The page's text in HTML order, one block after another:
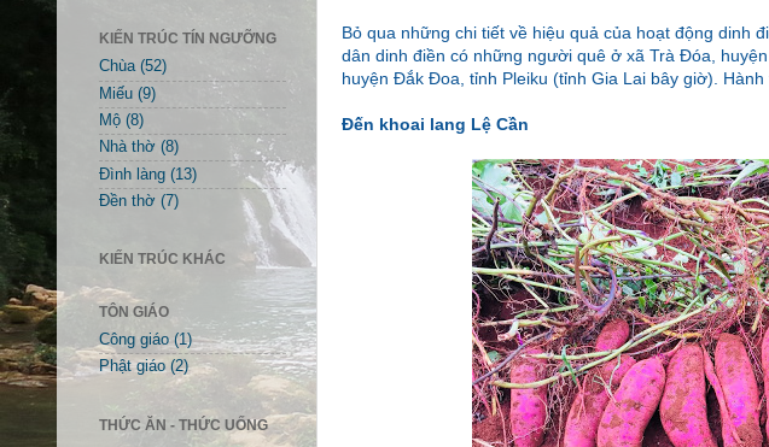
Bỏ qua những chi tiết về hiệu quả của hoạt động dinh
dân dinh điền có những người quê ở xã Trà Đóa,
huyện Đắk Đoa, tỉnh Pleiku (tỉnh Gia Lai bây giờ).
Đến khoai lang Lệ Cần
KIẾN TRÚC TÍN NGƯỠNG
Chùa (52)
Miếu (9)
Mộ (8)
Nhà thờ (8)
Đình làng (13)
Đền thờ (7)
KIẾN TRÚC KHÁC
TÔN GIÁO
Công giáo (1)
Phật giáo (2)
THỨC ĂN - THỨC UỐNG